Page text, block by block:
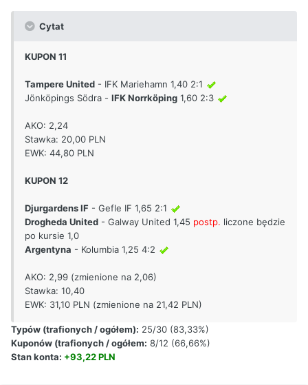
Cytat
KUPON 11
Tampere United - IFK Mariehamn 1,40 2:1
Jönköpings Södra - IFK Norrköping 1,60 2:3
AKO: 2,24
Stawka: 20,00 PLN
EWK: 44,80 PLN
KUPON 12
Djurgardens IF - Gefle IF 1,65 2:1
Drogheda United - Galway United 1,45 postp. liczone będzie
po kursie 1,0
Argentyna - Kolumbia 1,25 4:2
AKO: 2,99 (zmienione na 2,06)
Stawka: 10,40
EWK: 31,10 PLN (zmienione na 21,42 PLN)
Typów (trafionych / ogółem): 25/30 (83,33%)
Kuponów (trafionych / ogółem: 8/12 (66,66%)
Stan konta: +93,22 PLN